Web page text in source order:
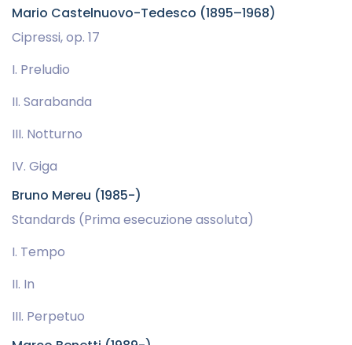
Mario Castelnuovo-Tedesco (1895–1968)
Cipressi, op. 17
I. Preludio
II. Sarabanda
III. Notturno
IV. Giga
Bruno Mereu (1985-)
Standards (Prima esecuzione assoluta)
I. Tempo
II. In
III. Perpetuo